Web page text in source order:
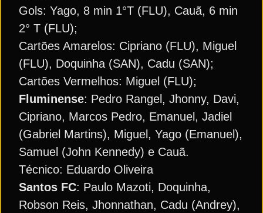
Gols: Yago, 8 min 1°T (FLU), Cauã, 6 min
2° T (FLU);
Cartões Amarelos: Cipriano (FLU), Miguel
(FLU), Doquinha (SAN), Cadu (SAN);
Cartões Vermelhos: Miguel (FLU);
Fluminense: Pedro Rangel, Jhonny, Davi,
Cipriano, Marcos Pedro, Emanuel, Jadiel
(Gabriel Martins), Miguel, Yago (Emanuel),
Samuel (John Kennedy) e Cauã.
Técnico: Eduardo Oliveira
Santos FC: Paulo Mazoti, Doquinha,
Robson Reis, Jhonnathan, Cadu (Andrey),